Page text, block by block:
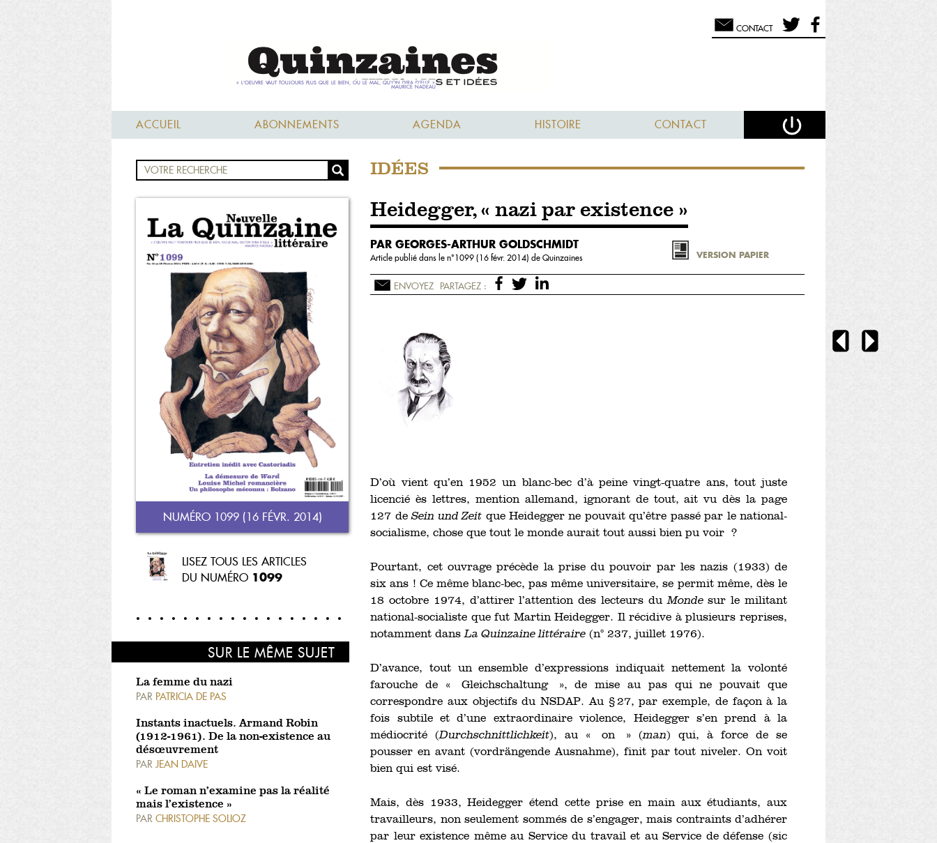
CONTACT
ACCUEIL ABONNEMENTS AGENDA HISTOIRE CONTACT
NUMÉRO 1099 (16 FÉVR. 2014)
LISEZ TOUS LES ARTICLES
DU NUMÉRO 1099
SUR LE MÊME SUJET
La femme du nazi
PAR PATRICIA DE PAS
Instants inactuels. Armand Robin
(1912-1961). De la non-existence au
désœuvrement
PAR JEAN DAIVE
« Le roman n’examine pas la réalité
mais l’existence »
PAR CHRISTOPHE SOLIOZ
IDÉES
Heidegger, « nazi par existence »
PAR GEORGES-ARTHUR GOLDSCHMIDT
Article publié dans le n°1099 (16 févr. 2014)de Quinzaines VERSION PAPIER
ENVOYEZ PARTAGEZ :
D’où vient qu’en 1952 un blanc-bec d’à peine vingt-quatre ans, tout juste
licencié ès lettres, mention allemand, ignorant de tout, ait vu dès la page
127 deSein und Zeit que Heidegger ne pouvait qu’être passé par le national-
socialisme, chose que tout le monde aurait tout aussi bien pu voir ?
Pourtant, cet ouvrage précède la prise du pouvoir par les nazis (1933) de
six ans ! Ce même blanc-bec, pas même universitaire, se permit même, dès le
18 octobre 1974, d’attirer l’attention des lecteurs duMondesur le militant
national-socialiste que fut Martin Heidegger. Il récidive à plusieurs reprises,
notamment dansLa Quinzaine littéraire (n° 237, juillet 1976).
D’avance, tout un ensemble d’expressions indiquait nettement la volonté
farouche de « Gleichschaltung », de mise au pas qui ne pouvait que
correspondre aux objectifs du NSDAP. Au § 27, par exemple, de façon à la
fois subtile et d’une extraordinaire violence, Heidegger s’en prend à la
médiocrité (Durchschnittlichkeit), au « on » (man) qui, à force de se
pousser en avant (vordrängende Ausnahme), finit par tout niveler. On voit
bien qui est visé.
Mais, dès 1933, Heidegger étend cette prise en main aux étudiants, aux
travailleurs, non seulement sommés de s’engager, mais contraints d’adhérer
par leur existence même au Service du travail et au Service de défense (sic